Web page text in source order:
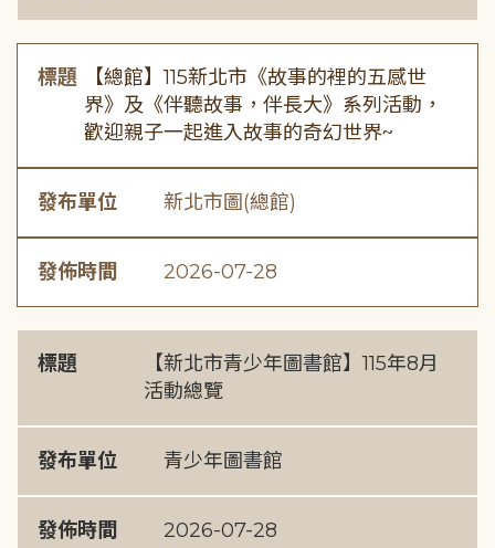
標題
【總館】115新北市《故事的裡的五感世
界》及《伴聽故事，伴長大》系列活動，
歡迎親子一起進入故事的奇幻世界~
發布單位 新北市圖(總館)
發佈時間 2026-07-28
標題
【新北市青少年圖書館】115年8月
活動總覽
發布單位 青少年圖書館
發佈時間 2026-07-28